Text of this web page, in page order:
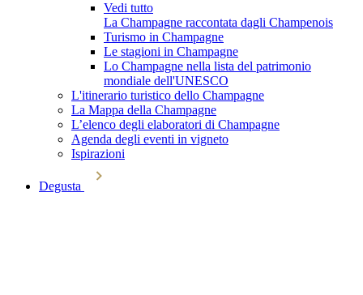
Vedi tutto
La Champagne raccontata dagli Champenois
Turismo in Champagne
Le stagioni in Champagne
Lo Champagne nella lista del patrimonio
mondiale dell'UNESCO
L'itinerario turistico dello Champagne
La Mappa della Champagne
L’elenco degli elaboratori di Champagne
Agenda degli eventi in vigneto
Ispirazioni
Degusta